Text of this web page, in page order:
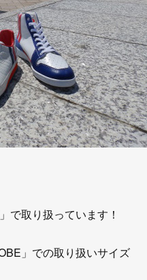
で取り扱っています！
」での取り扱いサイズ